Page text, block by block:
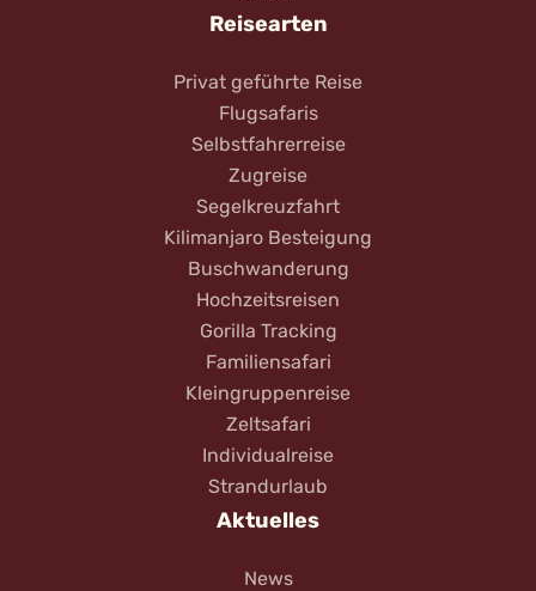
Reisearten
Privat geführte Reise
Flugsafaris
Selbstfahrerreise
Zugreise
Segelkreuzfahrt
Kilimanjaro Besteigung
Buschwanderung
Hochzeitsreisen
Gorilla Tracking
Familiensafari
Kleingruppenreise
Zeltsafari
Individualreise
Strandurlaub
Aktuelles
News